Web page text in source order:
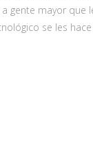
gente mayor que
se les